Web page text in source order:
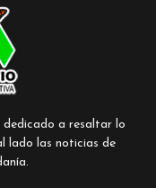
a resaltar lo
lado las noticias de